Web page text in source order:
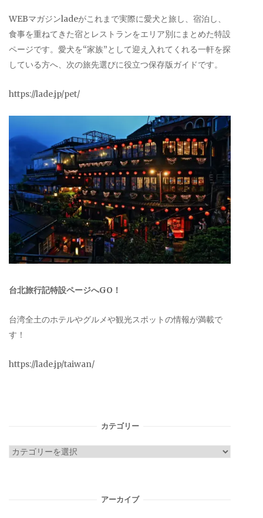
WEBマガジンladeがこれまで実際に愛犬と旅し、宿泊し、
食事を重ねてきた宿とレストランをエリア別にまとめた特設
ページです。愛犬を“家族”として迎え入れてくれる一軒を探
している方へ、次の旅先選びに役立つ保存版ガイドです。
https://lade.jp/pet/
台北旅行記特設ページへGO！
台湾全土のホテルやグルメや観光スポットの情報が満載で
す！
https://lade.jp/taiwan/
カテゴリー
カ
アーカイブ